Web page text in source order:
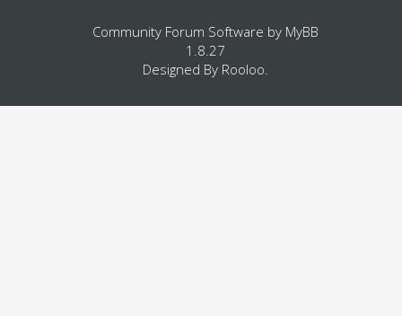
Community Forum Software by MyBB
1.8.27
Designed By Rooloo.